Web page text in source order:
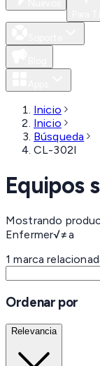
Inicio
Inicio
Búsqueda
CL-302I
Equipos
Mostrando
Enfermer√≠a
1 marca
Ordenar por
Relevancia